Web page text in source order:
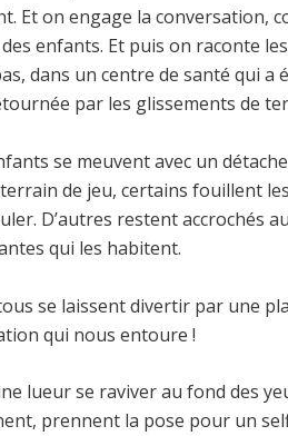
Et on engage la conversation,
enfants. Et puis on raconte
dans un centre de santé qui a
par les glissements de
se meuvent avec un
de jeu, certains fouillent
D’autres restent accrochés
qui les habitent.
se laissent divertir par une
qui nous entoure !
lueur se raviver au fond des
prennent la pose pour un